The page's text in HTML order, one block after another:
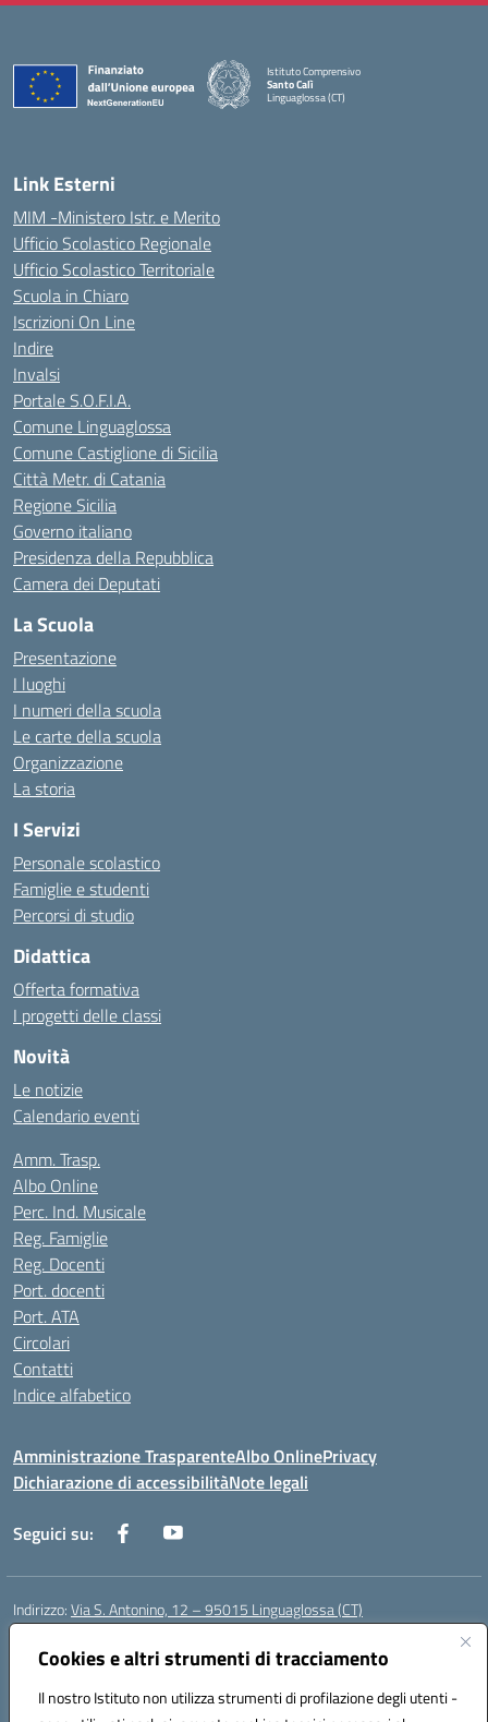
Cookies e altri strumenti di tracciamento
Il nostro Istituto non utilizza strumenti di profilazione degli utenti -
Istituto Comprensivo
Santo Calì
Linguaglossa (CT)
— Visita la pagina iniziale della scuola
Link Esterni
MIM -Ministero Istr. e Merito
Ufficio Scolastico Regionale
Ufficio Scolastico Territoriale
Scuola in Chiaro
Iscrizioni On Line
Indire
Invalsi
Portale S.O.F.I.A.
Comune Linguaglossa
Comune Castiglione di Sicilia
Città Metr. di Catania
Regione Sicilia
Governo italiano
Presidenza della Repubblica
Camera dei Deputati
La Scuola
Presentazione
I luoghi
I numeri della scuola
Le carte della scuola
Organizzazione
La storia
I Servizi
Personale scolastico
Famiglie e studenti
Percorsi di studio
Didattica
Offerta formativa
I progetti delle classi
Novità
Le notizie
Calendario eventi
Amm. Trasp.
Albo Online
Perc. Ind. Musicale
Reg. Famiglie
Reg. Docenti
Port. docenti
Port. ATA
Circolari
Contatti
Indice alfabetico
Amministrazione TrasparenteAlbo OnlinePrivacy
Dichiarazione di accessibilitàNote legali
Seguici su:
Indirizzo:Via S. Antonino, 12 – 95015 Linguaglossa (CT)
Centralino:
Posta elettronica certificata (PEC):ctic83200r@pec.istruzione.it
Codice fiscale: 83002470876